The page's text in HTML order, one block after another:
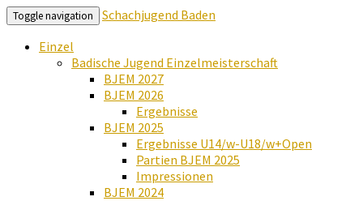
Toggle navigation
Schachjugend Baden
Einzel
Badische Jugend Einzelmeisterschaft
BJEM 2027
BJEM 2026
Ergebnisse
BJEM 2025
Ergebnisse U14/w-U18/w+Open
Partien BJEM 2025
Impressionen
BJEM 2024